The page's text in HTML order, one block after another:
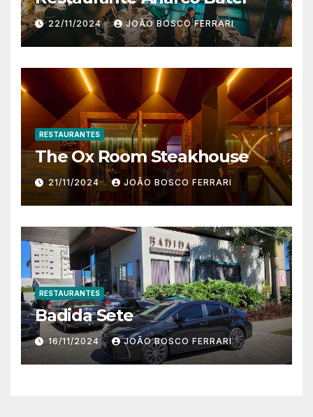
22/11/2024 JOÃO BOSCO FERRARI
RESTAURANTES
The Ox Room Steakhouse
21/11/2024 JOÃO BOSCO FERRARI
RESTAURANTES
Badida Sete
16/11/2024 JOÃO BOSCO FERRARI